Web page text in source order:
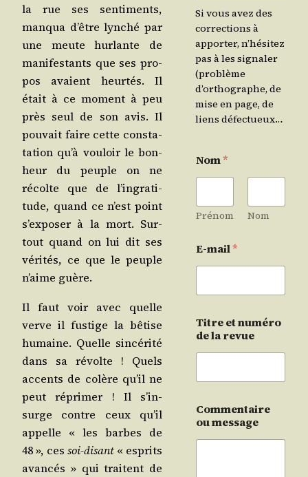
la rue ses sen­ti­ments,
man­qua d’être lyn­ché par
une meute hur­lante de
mani­fes­tants que ses pro­
pos avaient heur­tés. Il
était à ce moment à peu
près seul de son avis. Il
pou­vait faire cette consta­
ta­tion qu’à vou­loir le bon­
heur du peuple on ne
récolte que de l’in­gra­ti­
tude, quand ce n’est point
s’ex­po­ser à la mort. Sur­
tout quand on lui dit ses
véri­tés, ce que le peuple
n’aime guère.
Il faut voir avec quelle
verve il fus­tige la bêtise
humaine. Quelle sin­cé­ri­té
dans sa révolte ! Quels
accents de colère qu’il ne
peut répri­mer ! Il s’in­
surge contre ceux qu’il
appelle « les barbes de
48 », ces soi-disant « esprits
avan­cés » qui traitent de
Si vous avez des
corrections à
apporter, n’hésitez
pas à les signaler
(problème
d’orthographe, de
mise en page, de
liens défectueux…
Nom*
Prénom Nom
E-mail*
Titre et numéro
de la revue
Commentaire
ou message